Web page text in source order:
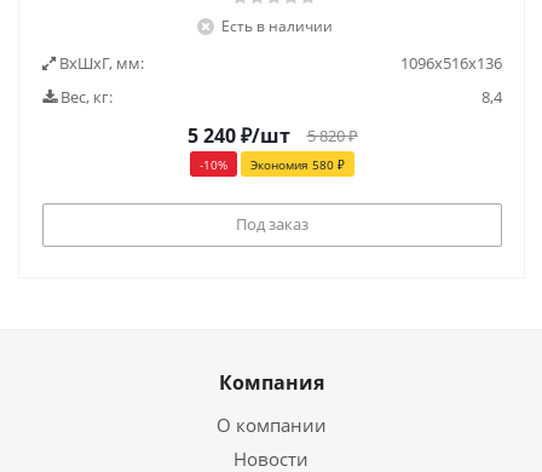
Есть в наличии
ВxШxГ, мм:
1096x516x136
Вес, кг:
8,4
5 240₽/шт 5 820₽
-10% Экономия 580 ₽
Под заказ
Компания
О компании
Новости